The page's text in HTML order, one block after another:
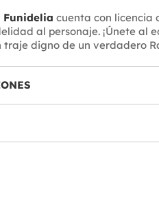
Funidelia cuenta con licencia
al personaje. ¡Únete al
traje digno de un verdadero